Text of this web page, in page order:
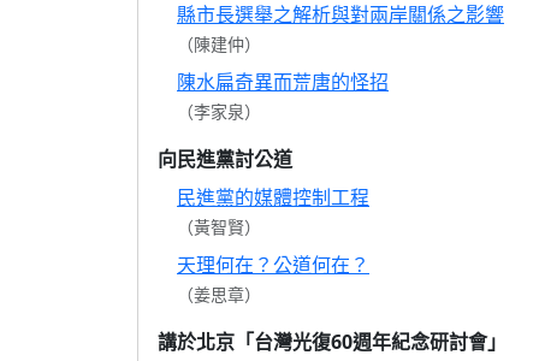
縣市長選舉之解析與對兩岸關係之影響
（陳建仲）
陳水扁奇異而荒唐的怪招
（李家泉）
向民進黨討公道
民進黨的媒體控制工程
（黃智賢）
天理何在？公道何在？
（姜思章）
講於北京「台灣光復60週年紀念研討會」